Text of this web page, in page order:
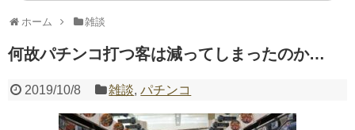
無職のパチンコカス(22)なんやが、ワイの人生どれくら
AngelBeats!とかいうクソアニメの思い出ｗｗｗ
ホーム 雑談
何故パチンコ打つ客は減ってしまったのか…
2019/10/8 雑談,パチンコ